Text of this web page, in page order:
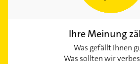
Ihre Meinung
Was gefällt Ihnen
Was sollten wir